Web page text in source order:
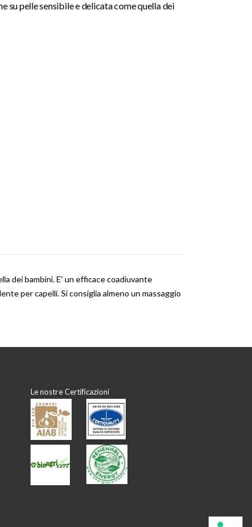
su pelle sensibile e delicata come quella dei
dei bambini. E' un efficace coadiuvante
per capelli. Si consiglia almeno un massaggio
Le nostre Certificazioni